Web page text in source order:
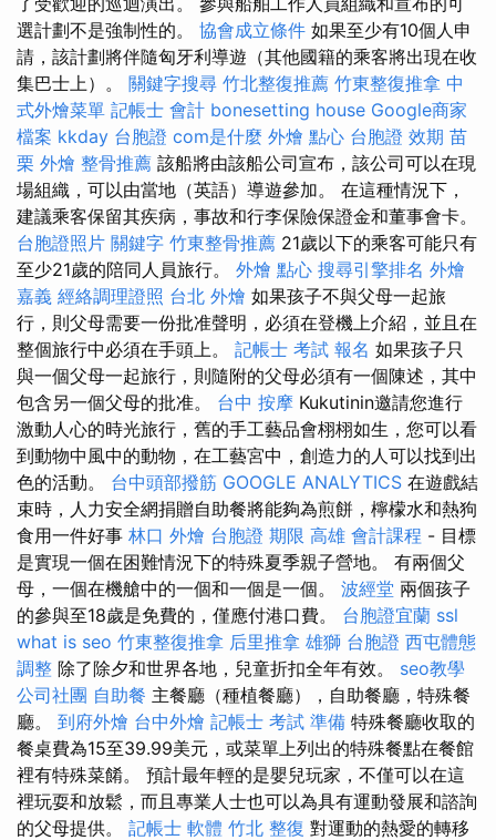
選計劃不是強制性的。 協會成立條件 如果至少有10個人申
請，該計劃將伴隨匈牙利導遊（其他國籍的乘客將出現在收
集巴士上）。 關鍵字搜尋 竹北整復推薦 竹東整復推拿 中
式外燴菜單 記帳士 會計 bonesetting house Google商家
檔案 kkday 台胞證 com是什麼 外燴 點心 台胞證 效期 苗
栗 外燴 整骨推薦 該船將由該船公司宣布，該公司可以在現
場組織，可以由當地（英語）導遊參加。 在這種情況下，
建議乘客保留其疾病，事故和行李保險保證金和董事會卡。
台胞證照片 關鍵字 竹東整骨推薦 21歲以下的乘客可能只有
至少21歲的陪同人員旅行。 外燴 點心 搜尋引擎排名 外燴
嘉義 經絡調理證照 台北 外燴 如果孩子不與父母一起旅
行，則父母需要一份批准聲明，必須在登機上介紹，並且在
整個旅行中必須在手頭上。 記帳士 考試 報名 如果孩子只
與一個父母一起旅行，則隨附的父母必須有一個陳述，其中
包含另一個父母的批准。 台中 按摩 Kukutinin邀請您進行
激動人心的時光旅行，舊的手工藝品會栩栩如生，您可以看
到動物中風中的動物，在工藝宮中，創造力的人可以找到出
色的活動。 台中頭部撥筋 GOOGLE ANALYTICS 在遊戲結
束時，人力安全網捐贈自助餐將能夠為煎餅，檸檬水和熱狗
食用一件好事 林口 外燴 台胞證 期限 高雄 會計課程 - 目標
是實現一個在困難情況下的特殊夏季親子營地。 有兩個父
母，一個在機艙中的一個和一個是一個。 波經堂 兩個孩子
的參與至18歲是免費的，僅應付港口費。 台胞證宜蘭 ssl
what is seo 竹東整復推拿 后里推拿 雄獅 台胞證 西屯體態
調整 除了除夕和世界各地，兒童折扣全年有效。 seo教學
公司社團 自助餐 主餐廳（種植餐廳），自助餐廳，特殊餐
廳。 到府外燴 台中外燴 記帳士 考試 準備 特殊餐廳收取的
餐桌費為15至39.99美元，或菜單上列出的特殊餐點在餐館
裡有特殊菜餚。 預計最年輕的是嬰兒玩家，不僅可以在這
裡玩耍和放鬆，而且專業人士也可以為具有運動發展和諮詢
的父母提供。 記帳士 軟體 竹北 整復 對運動的熱愛的轉移